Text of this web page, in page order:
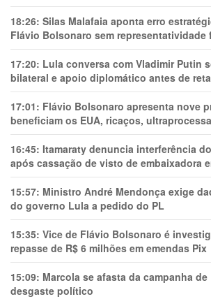
18:26: Silas Malafaia aponta erro
Flávio Bolsonaro sem representatividade
17:20: Lula conversa com Vladimir Putin
bilateral e apoio diplomático antes de
17:01: Flávio Bolsonaro apresenta nove
beneficiam os EUA, ricaços,
16:45: Itamaraty denuncia interferência
após cassação de visto de embaixadora
15:57: Ministro André Mendonça exige
do governo Lula a pedido do PL
15:35: Vice de Flávio Bolsonaro é
repasse de R$ 6 milhões em emendas Pix
15:09: Marcola se afasta da campanha
desgaste político